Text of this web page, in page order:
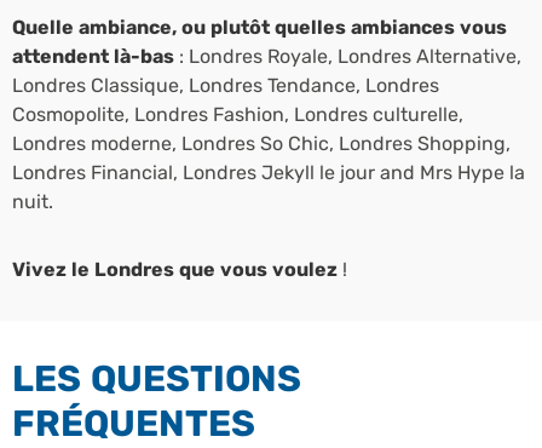
Quelle ambiance, ou plutôt quelles ambiances vous
attendent là-bas : Londres Royale, Londres Alternative,
Londres Classique, Londres Tendance, Londres
Cosmopolite, Londres Fashion, Londres culturelle,
Londres moderne, Londres So Chic, Londres Shopping,
Londres Financial, Londres Jekyll le jour and Mrs Hype la
nuit.
Vivez le Londres que vous voulez !
LES QUESTIONS
FRÉQUENTES